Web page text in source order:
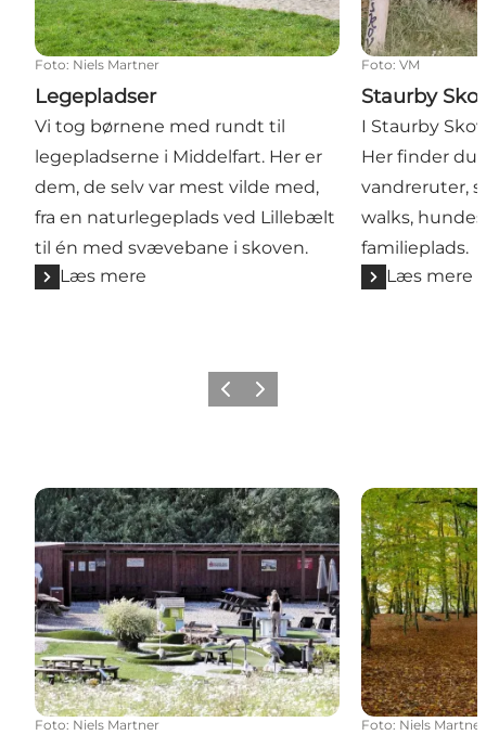
Foto: Niels Martner
Legepladser
Vi tog børnene med rundt til
legepladserne i Middelfart. Her er
dem, de selv var mest vilde med,
fra en naturlegeplads ved Lillebælt
til én med svævebane i skoven.
Læs mere
Foto: VM
Staurby
I Staurby
Her finder du
vandreruter,
walks,
familieplads.
Læs mere
ForrigeNæste
Mini- og fodboldgolf
Foto: Niels Martner
Træklatring
Foto: Niels Martner